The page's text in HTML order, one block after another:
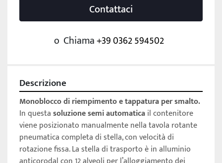
Contattaci
o Chiama+39 0362 594502
Descrizione
Monoblocco di riempimento e tappatura per smalto.
In questa soluzione semi automatica il contenitore
viene posizionato manualmente nella tavola rotante
pneumatica completa di stella, con velocità di
rotazione fissa. La stella di trasporto è in alluminio